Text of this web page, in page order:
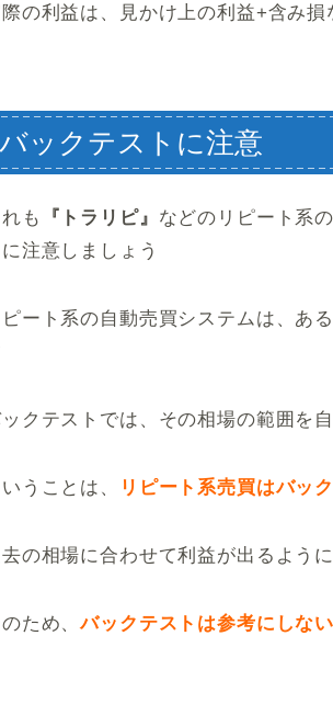
の利益は、見かけ上の利益+含み損
バックテストに注意
も 『トラリピ』 などのリピート系
に注意しましょう
ピート系の自動売買システムは、あ
クテストでは、その相場の範囲を
うことは、 リピート系売買はバッ
の相場に合わせて利益が出るよう
ため、バックテストは参考にしない